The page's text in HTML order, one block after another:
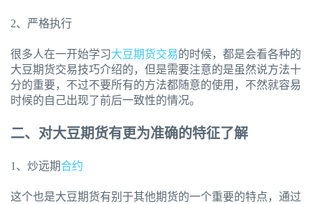
2、严格执行
很多人在一开始学习大豆期货交易的时候，都是会看各种的
大豆期货交易技巧介绍的，但是需要注意的是虽然说方法十
分的重要，不过不要所有的方法都随意的使用，不然就容易
时候的自己出现了前后一致性的情况。
二、对大豆期货有更为准确的特征了解
1、炒远期合约
这个也是大豆期货有别于其他期货的一个重要的特点，通过